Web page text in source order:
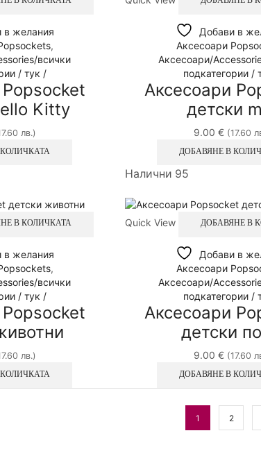
в желания
,
всички
/ тук /
Kitty
лв.)
Добави в
Аксесоари
Аксесоари/
подкатегории /
Аксесоари
детски
9.00 €(17.60
ДОБАВЯНЕ В
В КОЛИЧКАТА
в желания
,
всички
/ тук /
лв.)
Налични 95
Quick View ДОБАВЯНЕ В
Добави в
Аксесоари
Аксесоари/
подкатегории /
Аксесоари
детски
9.00 €(17.60
ДОБАВЯНЕ В
1 2